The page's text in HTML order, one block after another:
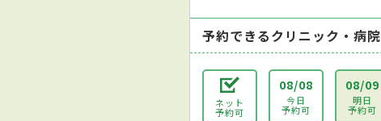
予約できるクリニック・病院
ネット
予約可
08/08
今日
予約可
08/09
明日
予約可